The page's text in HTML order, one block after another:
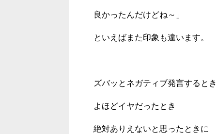
良かったんだけどね～」
といえばまた印象も違います。
ズバッとネガティブ発言すると
よほどイヤだったとき
絶対ありえないと思ったときに